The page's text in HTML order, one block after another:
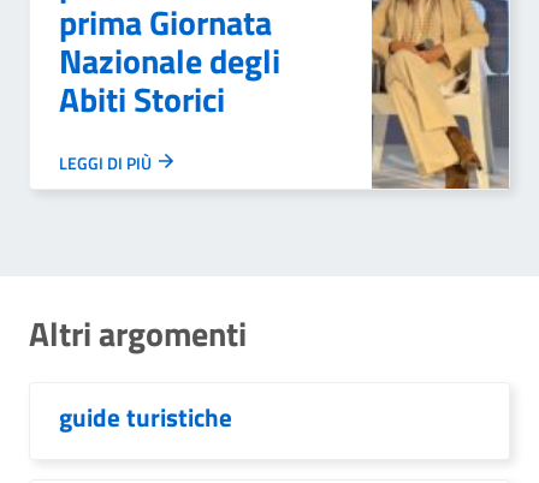
prima Giornata
Nazionale degli
Abiti Storici
LEGGI DI PIÙ
Altri argomenti
guide turistiche